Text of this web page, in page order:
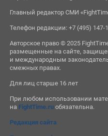
Главный редактор СМИ
Телефон редакции: +7 (495) 147-
Авторское право © 2025
размещенные на сайте,
и международным
смежных правах.
Для лиц старше 16 лет
При любом использовании
на FightTime.ruобязательна.
Редакция сайта